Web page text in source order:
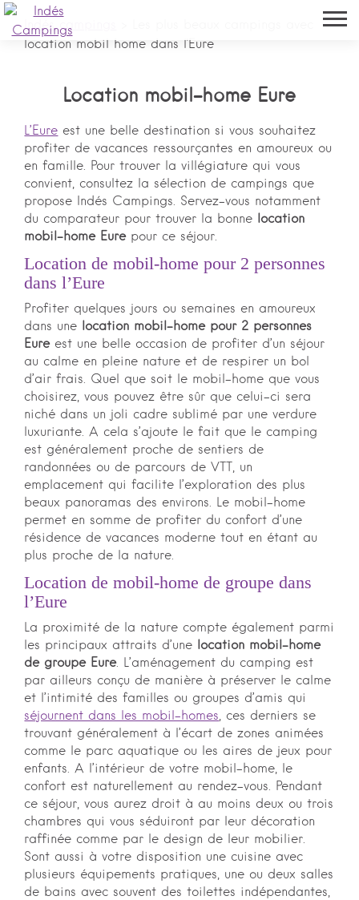
Indés campings
location mobil home dans l'Eure
Location mobil-home Eure
L’Eure est une belle destination si vous souhaitez
profiter de vacances ressourçantes en amoureux ou
en famille. Pour trouver la villégiature qui vous
convient, consultez la sélection de campings que
propose Indés Campings. Servez-vous notamment
du comparateur pour trouver la bonne location
mobil-home Eurepour ce séjour.
Location de mobil-home pour 2 personnes
dans l’Eure
Profiter quelques jours ou semaines en amoureux
dans une location mobil-home pour 2 personnes
Eureest une belle occasion de profiter d’un séjour
au calme en pleine nature et de respirer un bol
d’air frais. Quel que soit le mobil-home que vous
choisirez, vous pouvez être sûr que celui-ci sera
niché dans un joli cadre sublimé par une verdure
luxuriante. A cela s’ajoute le fait que le camping
est généralement proche de sentiers de
randonnées ou de parcours de VTT, un
emplacement qui facilite l’exploration des plus
beaux panoramas des environs. Le mobil-home
permet en somme de profiter du confort d’une
résidence de vacances moderne tout en étant au
plus proche de la nature.
Location de mobil-home de groupe dans
l’Eure
La proximité de la nature compte également parmi
les principaux attraits d’une location mobil-home
de groupe Eure. L’aménagement du camping est
par ailleurs conçu de manière à préserver le calme
et l’intimité des familles ou groupes d’amis qui
séjournent dans les mobil-homes, ces derniers se
trouvant généralement à l’écart de zones animées
comme le parc aquatique ou les aires de jeux pour
enfants. A l’intérieur de votre mobil-home, le
confort est naturellement au rendez-vous. Pendant
ce séjour, vous aurez droit à au moins deux ou trois
chambres qui vous séduiront par leur décoration
raffinée comme par le design de leur mobilier.
Sont aussi à votre disposition une cuisine avec
plusieurs équipements pratiques, une ou deux salles
de bains avec souvent des toilettes indépendantes,